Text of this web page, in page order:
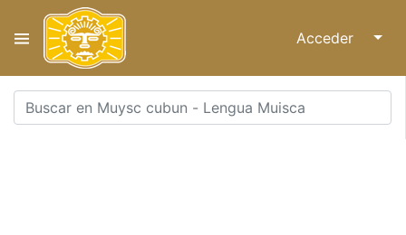
Acceder ↓